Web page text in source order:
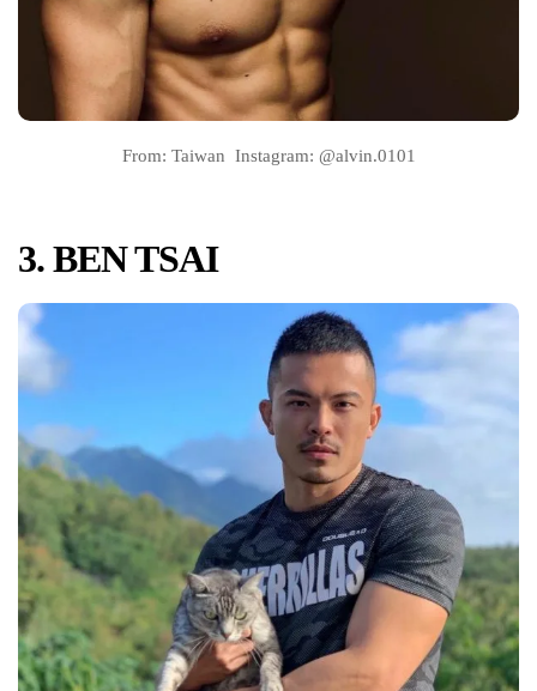
From: Taiwan Instagram: @alvin.0101
3. BEN TSAI